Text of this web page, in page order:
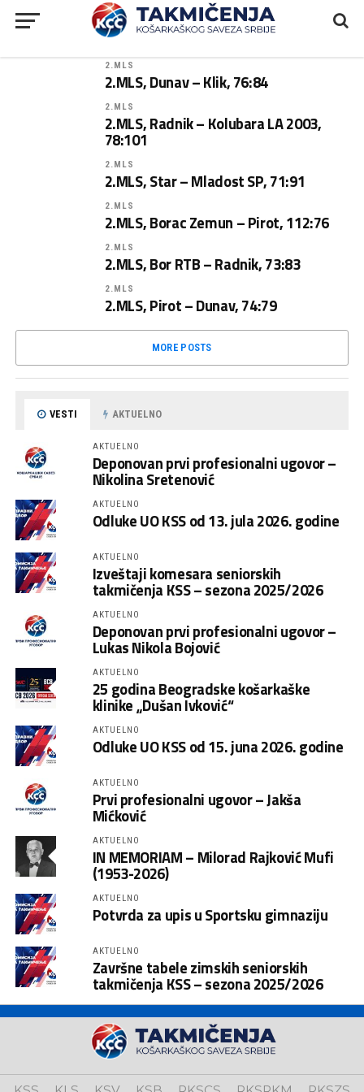
2.MLS
2.MLS, Dunav – Klik, 76:84
2.MLS
2.MLS, Radnik – Kolubara LA 2003,
78:101
2.MLS
2.MLS, Star – Mladost SP, 71:91
2.MLS
2.MLS, Borac Zemun – Pirot, 112:76
2.MLS
2.MLS, Bor RTB – Radnik, 73:83
2.MLS
2.MLS, Pirot – Dunav, 74:79
MORE POSTS
VESTI AKTUELNO
AKTUELNO
Deponovan prvi profesionalni ugovor –
Nikolina Sretenović
AKTUELNO
Odluke UO KSS od 13. jula 2026. godine
AKTUELNO
Izveštaji komesara seniorskih
takmičenja KSS – sezona 2025/2026
AKTUELNO
Deponovan prvi profesionalni ugovor –
Lukas Nikola Bojović
AKTUELNO
25 godina Beogradske košarkaške
klinike „Dušan Ivković“
AKTUELNO
Odluke UO KSS od 15. juna 2026. godine
AKTUELNO
Prvi profesionalni ugovor – Jakša
Mićković
AKTUELNO
IN MEMORIAM – Milorad Rajković Mufi
(1953-2026)
AKTUELNO
Potvrda za upis u Sportsku gimnaziju
AKTUELNO
Završne tabele zimskih seniorskih
takmičenja KSS – sezona 2025/2026